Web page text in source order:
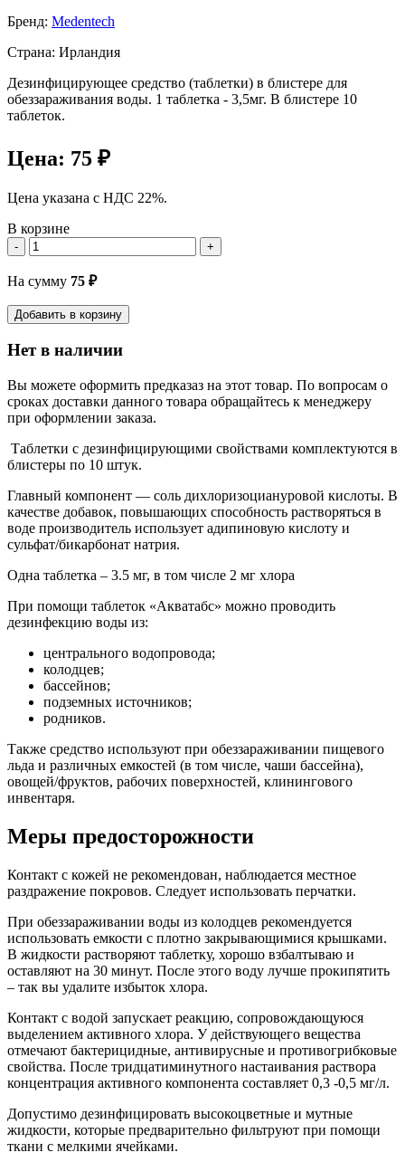
Бренд: Medentech
Страна: Ирландия
Дезинфицирующее средство (таблетки) в блистере для
обеззараживания воды. 1 таблетка - 3,5мг. В блистере 10
таблеток.
Цена: 75 ₽
Цена указана с НДС 22%.
В корзине
- +
На сумму 75 ₽
Добавить в корзину
Нет в наличии
Вы можете оформить предказаз на этот товар. По вопросам о
сроках доставки данного товара обращайтесь к менеджеру
при оформлении заказа.
Таблетки с дезинфицирующими свойствами комплектуются в
блистеры по 10 штук.
Главный компонент — соль дихлоризоциануровой кислоты. В
качестве добавок, повышающих способность растворяться в
воде производитель использует адипиновую кислоту и
сульфат/бикарбонат натрия.
Одна таблетка – 3.5 мг, в том числе 2 мг хлора
При помощи таблеток «Акватабс» можно проводить
дезинфекцию воды из:
центрального водопровода;
колодцев;
бассейнов;
подземных источников;
родников.
Также средство используют при обеззараживании пищевого
льда и различных емкостей (в том числе, чаши бассейна),
овощей/фруктов, рабочих поверхностей, клинингового
инвентаря.
Меры предосторожности
Контакт с кожей не рекомендован, наблюдается местное
раздражение покровов. Следует использовать перчатки.
При обеззараживании воды из колодцев рекомендуется
использовать емкости с плотно закрывающимися крышками.
В жидкости растворяют таблетку, хорошо взбалтываю и
оставляют на 30 минут. После этого воду лучше прокипятить
– так вы удалите избыток хлора.
Контакт с водой запускает реакцию, сопровождающуюся
выделением активного хлора. У действующего вещества
отмечают бактерицидные, антивирусные и противогрибковые
свойства. После тридцатиминутного настаивания раствора
концентрация активного компонента составляет 0,3 -0,5 мг/л.
Допустимо дезинфицировать высокоцветные и мутные
жидкости, которые предварительно фильтруют при помощи
ткани с мелкими ячейками.